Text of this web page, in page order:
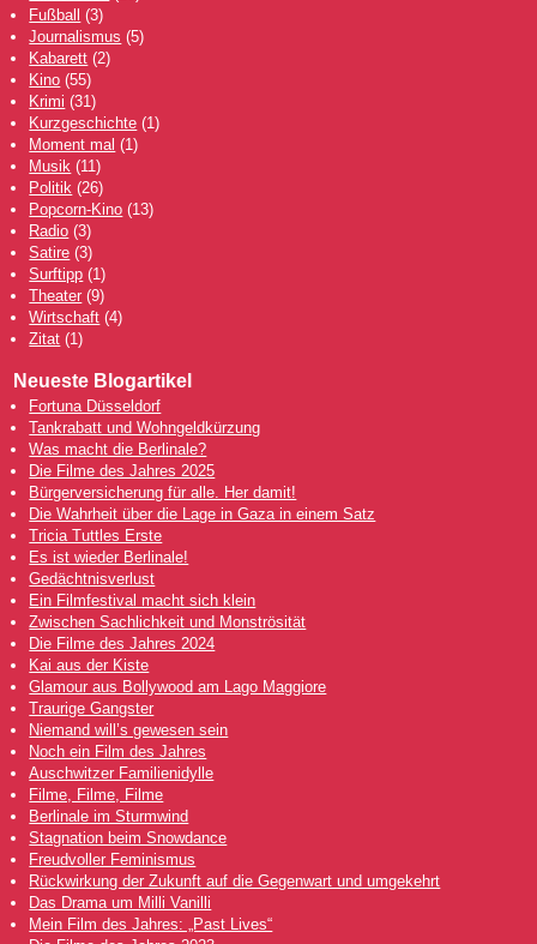
Fußball (3)
Journalismus (5)
Kabarett (2)
Kino (55)
Krimi (31)
Kurzgeschichte (1)
Moment mal (1)
Musik (11)
Politik (26)
Popcorn-Kino (13)
Radio (3)
Satire (3)
Surftipp (1)
Theater (9)
Wirtschaft (4)
Zitat (1)
Neueste Blogartikel
Fortuna Düsseldorf
Tankrabatt und Wohngeldkürzung
Was macht die Berlinale?
Die Filme des Jahres 2025
Bürgerversicherung für alle. Her damit!
Die Wahrheit über die Lage in Gaza in einem Satz
Tricia Tuttles Erste
Es ist wieder Berlinale!
Gedächtnisverlust
Ein Filmfestival macht sich klein
Zwischen Sachlichkeit und Monströsität
Die Filme des Jahres 2024
Kai aus der Kiste
Glamour aus Bollywood am Lago Maggiore
Traurige Gangster
Niemand will’s gewesen sein
Noch ein Film des Jahres
Auschwitzer Familienidylle
Filme, Filme, Filme
Berlinale im Sturmwind
Stagnation beim Snowdance
Freudvoller Feminismus
Rückwirkung der Zukunft auf die Gegenwart und umgekehrt
Das Drama um Milli Vanilli
Mein Film des Jahres: „Past Lives“